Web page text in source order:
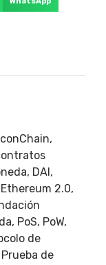
,
, DAI,
Ethereum 2.0,
, PoS, PoW,
de
Prueba de